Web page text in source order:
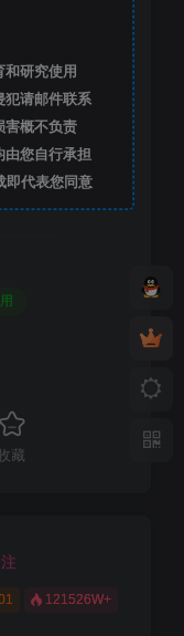
和研究使用
犯请邮件联系
害概不负责
由您自行承担
即代表您同意
藏
121526W+